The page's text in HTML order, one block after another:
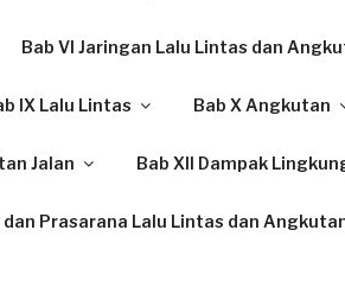
Bab VI Jaringan Lalu Lintas dan
IX Lalu Lintas Bab X Angkutan
Jalan Bab XII Dampak
Prasarana Lalu Lintas dan